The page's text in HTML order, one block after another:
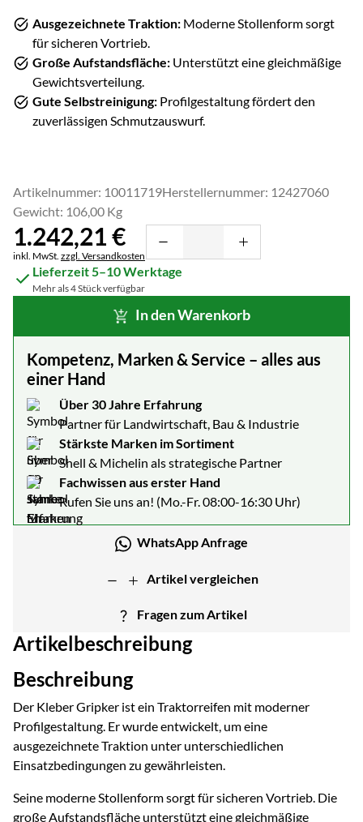
Ausgezeichnete Traktion: Moderne Stollenform sorgt
für sicheren Vortrieb.
Große Aufstandsfläche: Unterstützt eine gleichmäßige
Gewichtsverteilung.
Gute Selbstreinigung: Profilgestaltung fördert den
zuverlässigen Schmutzauswurf.
Artikelnummer: 10011719Herstellernummer: 12427060
Gewicht: 106,00 Kg
1.242,21€
Steuerhinweis:
inkl. MwSt. zzgl. Versandkosten
Lieferzeit 5–10 Werktage
Mehr als 4 Stück verfügbar
In den Warenkorb
Kompetenz, Marken & Service – alles aus
einer Hand
Über 30 Jahre Erfahrung
Partner für Landwirtschaft, Bau & Industrie
Stärkste Marken im Sortiment
Shell & Michelin als strategische Partner
Fachwissen aus erster Hand
Rufen Sie uns an! (Mo.-Fr. 08:00-16:30 Uhr)
WhatsApp Anfrage
Artikel vergleichen
Fragen zum Artikel
Artikelbeschreibung
Beschreibung
Der Kleber Gripker ist ein Traktorreifen mit moderner
Profilgestaltung. Er wurde entwickelt, um eine
ausgezeichnete Traktion unter unterschiedlichen
Einsatzbedingungen zu gewährleisten.
Seine moderne Stollenform sorgt für sicheren Vortrieb. Die
große Aufstandsfläche unterstützt eine gleichmäßige